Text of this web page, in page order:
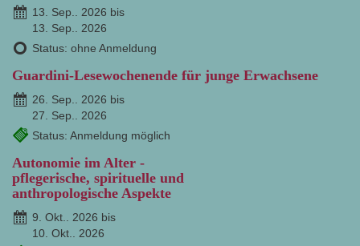
13. Sep.. 2026 bis
13. Sep.. 2026
Status: ohne Anmeldung
Guardini-Lesewochenende für junge Erwachsene
26. Sep.. 2026 bis
27. Sep.. 2026
Status: Anmeldung möglich
Autonomie im Alter -
pflegerische, spirituelle und
anthropologische Aspekte
9. Okt.. 2026 bis
10. Okt.. 2026